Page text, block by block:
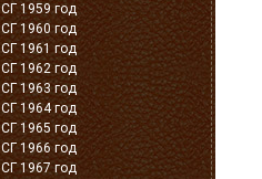
СГ 1959 год
СГ 1960 год
СГ 1961 год
СГ 1962 год
СГ 1963 год
СГ 1964 год
СГ 1965 год
СГ 1966 год
СГ 1967 год